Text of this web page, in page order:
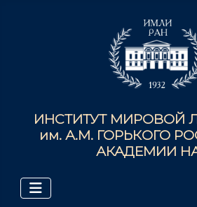
ИНСТИТУТ МИРОВОЙ
им. А.М. ГОРЬКОГО
АКАДЕМИИ